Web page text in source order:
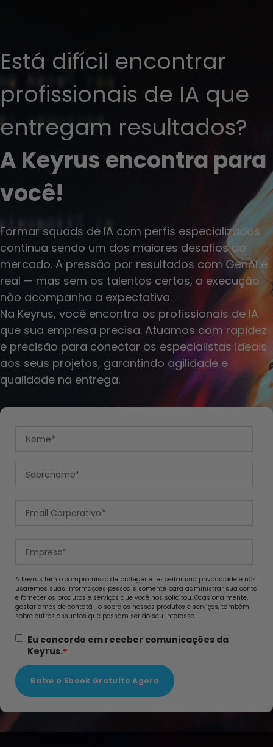
Está difícil encontrar
profissionais de IA que
entregam resultados?
A Keyrus encontra para
você!
Formar squads de IA com perfis especializados
continua sendo um dos maiores desafios do
mercado. A pressão por resultados com GenAI é
real — mas sem os talentos certos, a execução
não acompanha a expectativa.
Na Keyrus, você encontra os profissionais de IA
que sua empresa precisa. Atuamos com rapidez
e precisão para conectar os especialistas ideais
aos seus projetos, garantindo agilidade e
qualidade na entrega.
A Keyrus tem o compromisso de proteger e respeitar sua privacidade e nós
usaremos suas informações pessoais somente para administrar sua conta
e fornecer os produtos e serviços que você nos solicitou. Ocasionalmente,
gostaríamos de contatá-lo sobre os nossos produtos e serviços, também
sobre outros assuntos que possam ser do seu interesse.
Eu concordo em receber comunicações da
Keyrus.*